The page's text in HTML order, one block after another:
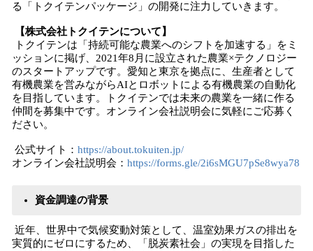
る「トクイテンパッケージ」の開発に注力していきます。
【株式会社トクイテンについて】
トクイテンは「持続可能な農業へのシフトを加速する」をミ
ッションに掲げ、2021年8月に設立された農業×テクノロジー
のスタートアップです。愛知と東京を拠点に、生産者として
有機農業を営みながらAIとロボットによる有機農業の自動化
を目指しています。トクイテンでは未来の農業を一緒に作る
仲間を募集中です。オンライン会社説明会に気軽にご応募く
ださい。
公式サイト： https://about.tokuiten.jp/
オンライン会社説明会： https://forms.gle/2i6sMGU7pSe8wya78
資金調達の背景
近年、世界中で気候変動対策として、温室効果ガスの排出を
実質的にゼロにするため、「脱炭素社会」の実現を目指した